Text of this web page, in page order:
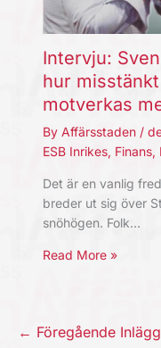
Intervju:
hur
motverkas
By Affärsstaden /
ESB Inrikes, Finans,
Det är en vanlig
breder ut sig över
snöhögen. Folk…
Read More »
← Föregående Inlägg